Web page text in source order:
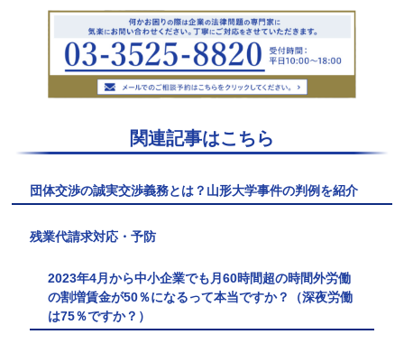
関連記事はこちら
団体交渉の誠実交渉義務とは？山形大学事件の判例を紹介
残業代請求対応・予防
2023年4月から中小企業でも月60時間超の時間外労働
の割増賃金が50％になるって本当ですか？（深夜労働
は75％ですか？）